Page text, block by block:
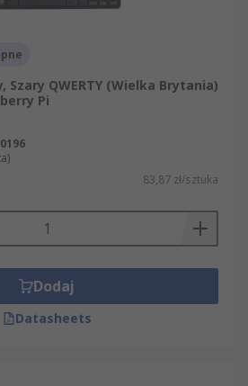
Szary QWERTY (Wielka Brytania)
Pi
83,87 zł/sztuka
Dodaj
Datasheets